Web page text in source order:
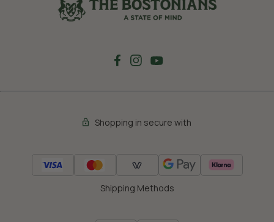
Shopping in secure with
Shipping Methods